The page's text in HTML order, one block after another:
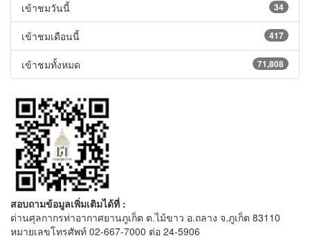
34
เข้าชมวันนี้
417
เข้าชมเดือนนี้
71,808
เข้าชมทั้งหมด
สอบถามข้อมูลเพิ่มเติมได้ที่ :
ด่านศุลกากรท่าอากาศยานภูเก็ต ต.ไม้ขาว อ.ถลาง จ.ภูเก็ต 83110
หมายเลขโทรศัพท์ 02-667-7000 ต่อ 24-5906